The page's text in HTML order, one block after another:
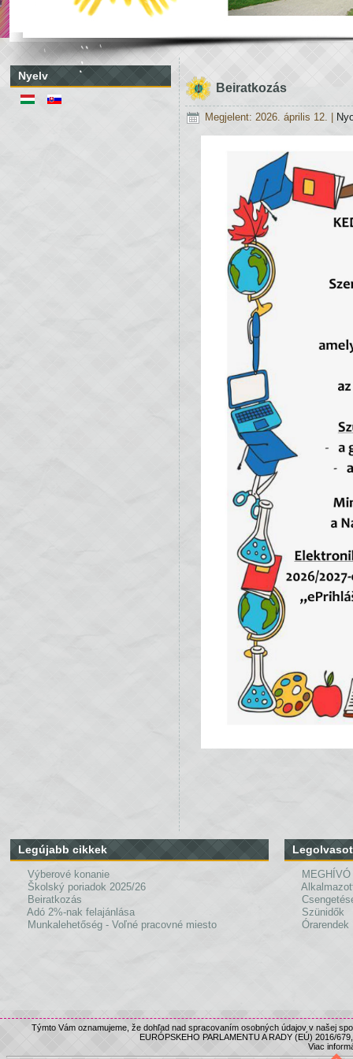
Nyelv
Beiratkozás
Megjelent: 2026. április 12.
Legújabb cikkek
Výberové konanie
Školský poriadok 2025/26
Beiratkozás
Adó 2%-nak felajánlása
Munkalehetőség - Voľné pracovné miesto
MEGHÍVÓ
Szünidők
Órarendek
Týmto Vám oznamujeme, že dohľad nad spracovaním osobných údajov v našej
EURÓPSKEHO PARLAMENTU A RADY (EÚ) 2016/
Viac